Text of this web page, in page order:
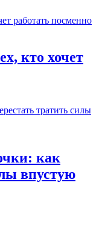
кто хочет
как
впустую